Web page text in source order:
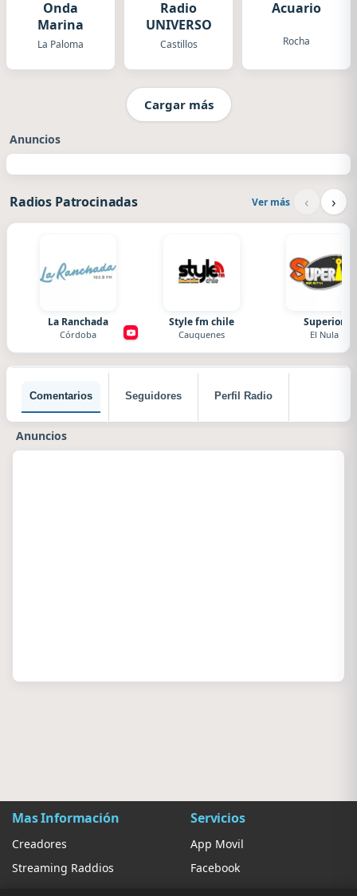
Onda
Marina
La Paloma
Radio
UNIVERSO
Castillos
Acuario
Rocha
Cargar más
Anuncios
Radios Patrocinadas Ver más ‹ ›
La Ranchada
Córdoba
Style fm chile
Cauquenes
Superior
El Nula
Comentarios Seguidores Perfil Radio
Anuncios
Mas Información
Creadores
Streaming Raddios
Servicios
App Movil
Facebook